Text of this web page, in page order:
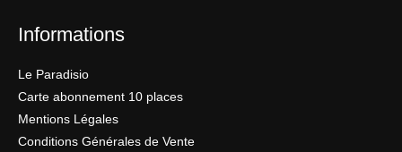
Informations
Le Paradisio
Carte abonnement 10 places
Mentions Légales
Conditions Générales de Vente